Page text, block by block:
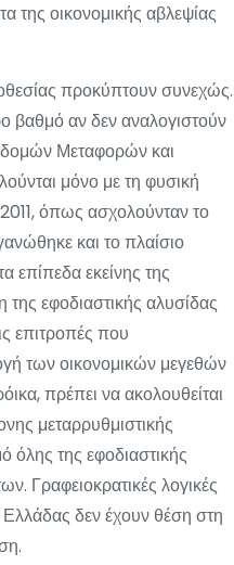
της οικονομικής αβλεψίας
προκύπτουν συνεχώς.
βαθμό αν δεν αναλογιστούν
Μεταφορών και
μόνο με τη φυσική
όπως ασχολούνταν το
και το πλαίσιο
επίπεδα εκείνης της
εφοδιαστικής αλυσίδας
επιτροπές που
των οικονομικών μεγεθών
πρέπει να ακολουθείται
μεταρρυθμιστικής
όλης της εφοδιαστικής
Γραφειοκρατικές λογικές
δεν έχουν θέση στη